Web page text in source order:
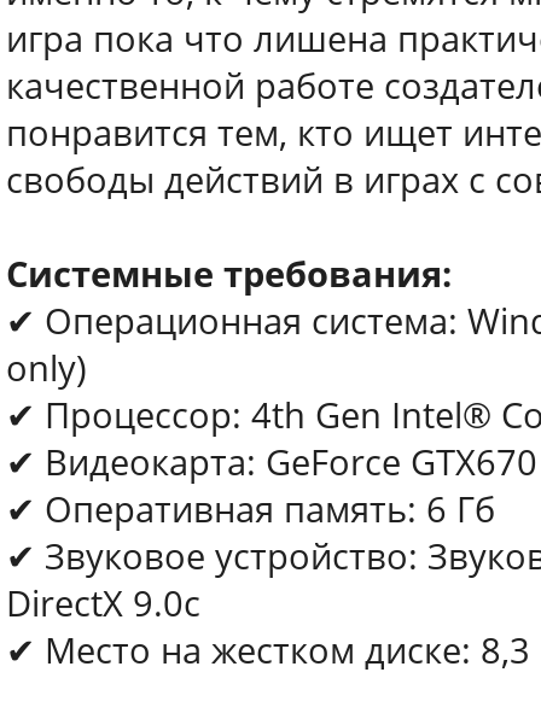
игра пока что лишена
качественной работе
понравится тем, кто ищет
свободы действий в играх с
Системные требования:
✔ Операционная система:
only)
✔ Процессор: 4th Gen Intel®
✔ Видеокарта: GeForce
✔ Оперативная память: 6 Гб
✔ Звуковое устройство:
DirectX 9.0с
✔ Место на жестком диске: 8,3